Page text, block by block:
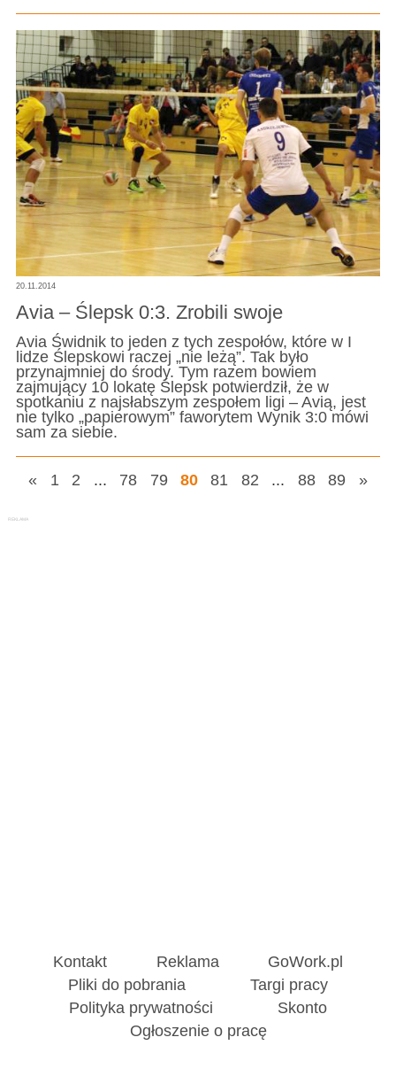
20.11.2014
Avia – Ślepsk 0:3. Zrobili swoje
Avia Świdnik to jeden z tych zespołów, które w I
lidze Ślepskowi raczej „nie leżą”. Tak było
przynajmniej do środy. Tym razem bowiem
zajmujący 10 lokatę Ślepsk potwierdził, że w
spotkaniu z najsłabszym zespołem ligi – Avią, jest
nie tylko „papierowym” faworytem Wynik 3:0 mówi
sam za siebie.
« 1 2 ... 78 79 80 81 82 ... 88 89 »
Kontakt Reklama
GoWork.pl
Pliki do pobrania
Targi pracy
Polityka prywatności
Skonto
Ogłoszenie o pracę